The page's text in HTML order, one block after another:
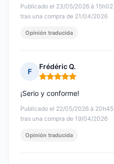
Publicado el 23/05/2026 à 15h02
tras una compra de 21/04/2026
Opinión traducida
F
Frédéric Q.
Nota: 5 de 5
Publicado el 22/05/2026 à 20h45
tras una compra de 19/04/2026
¡Serio y conforme!
Opinión traducida